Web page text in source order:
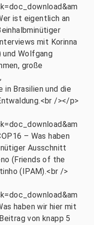
ist eigentlich an
mit Korinna
und Wolfgang
große
in Brasilien und die
/></p>
– Was haben
Ausschnitt
(Friends of the
(IPAM).<br />
haben wir hier mit
von knapp 5